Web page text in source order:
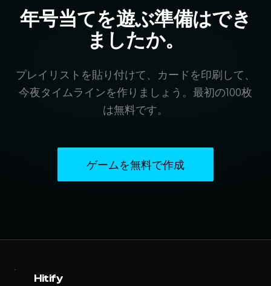
年号当てを遊ぶ準備はでき
ましたか。
プレイリストを貼り付けて、カードを印刷して、
今夜タイムラインを作りましょう。最初の100枚
は無料です。
ゲームを無料で作成
Hitify